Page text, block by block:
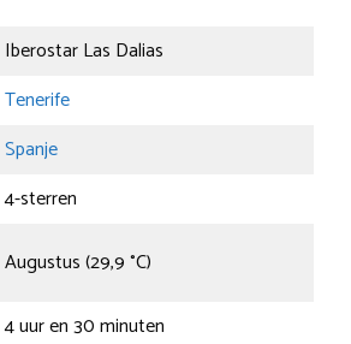
Iberostar Las Dalias
Tenerife
Spanje
4-sterren
Augustus (29,9 °C)
4 uur en 30 minuten